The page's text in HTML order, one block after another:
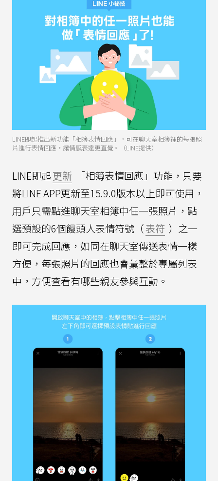
LINE即起推出新功能「相簿表情回應」，可在聊天室相簿裡的每張照
片進行表情回應，讓情感表達更直覺。（LINE提供）
LINE即起更新
「相簿表情回應」功能，只要
將LINE APP更新至15.9.0版本以上即可使用，
用戶只需點進聊天室相簿中任一張照片，點
選預設的6個饅頭人表情符號（表符 ）之一
即可完成回應，如同在聊天室傳送表情一樣
方便，每張照片的回應也會彙整於專屬列表
中，方便查看有哪些親友參與互動。